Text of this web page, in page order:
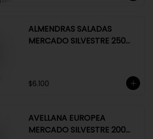
ALMENDRAS SALADAS
MERCADO SILVESTRE 250
$6.100
AVELLANA EUROPEA
MERCADO SILVESTRE 200